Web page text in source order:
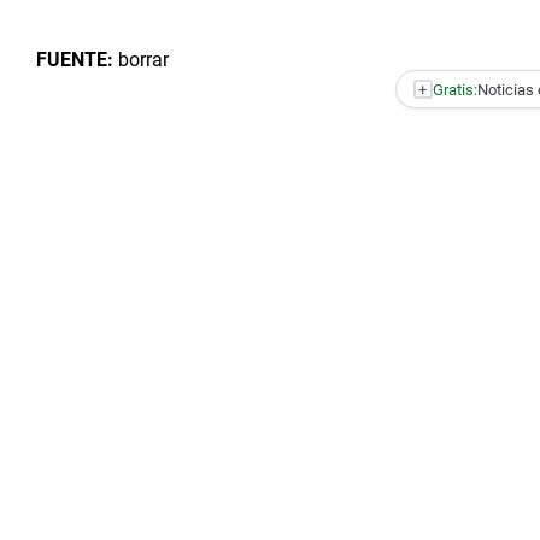
FUENTE: borrar
+ Gratis:Noticias